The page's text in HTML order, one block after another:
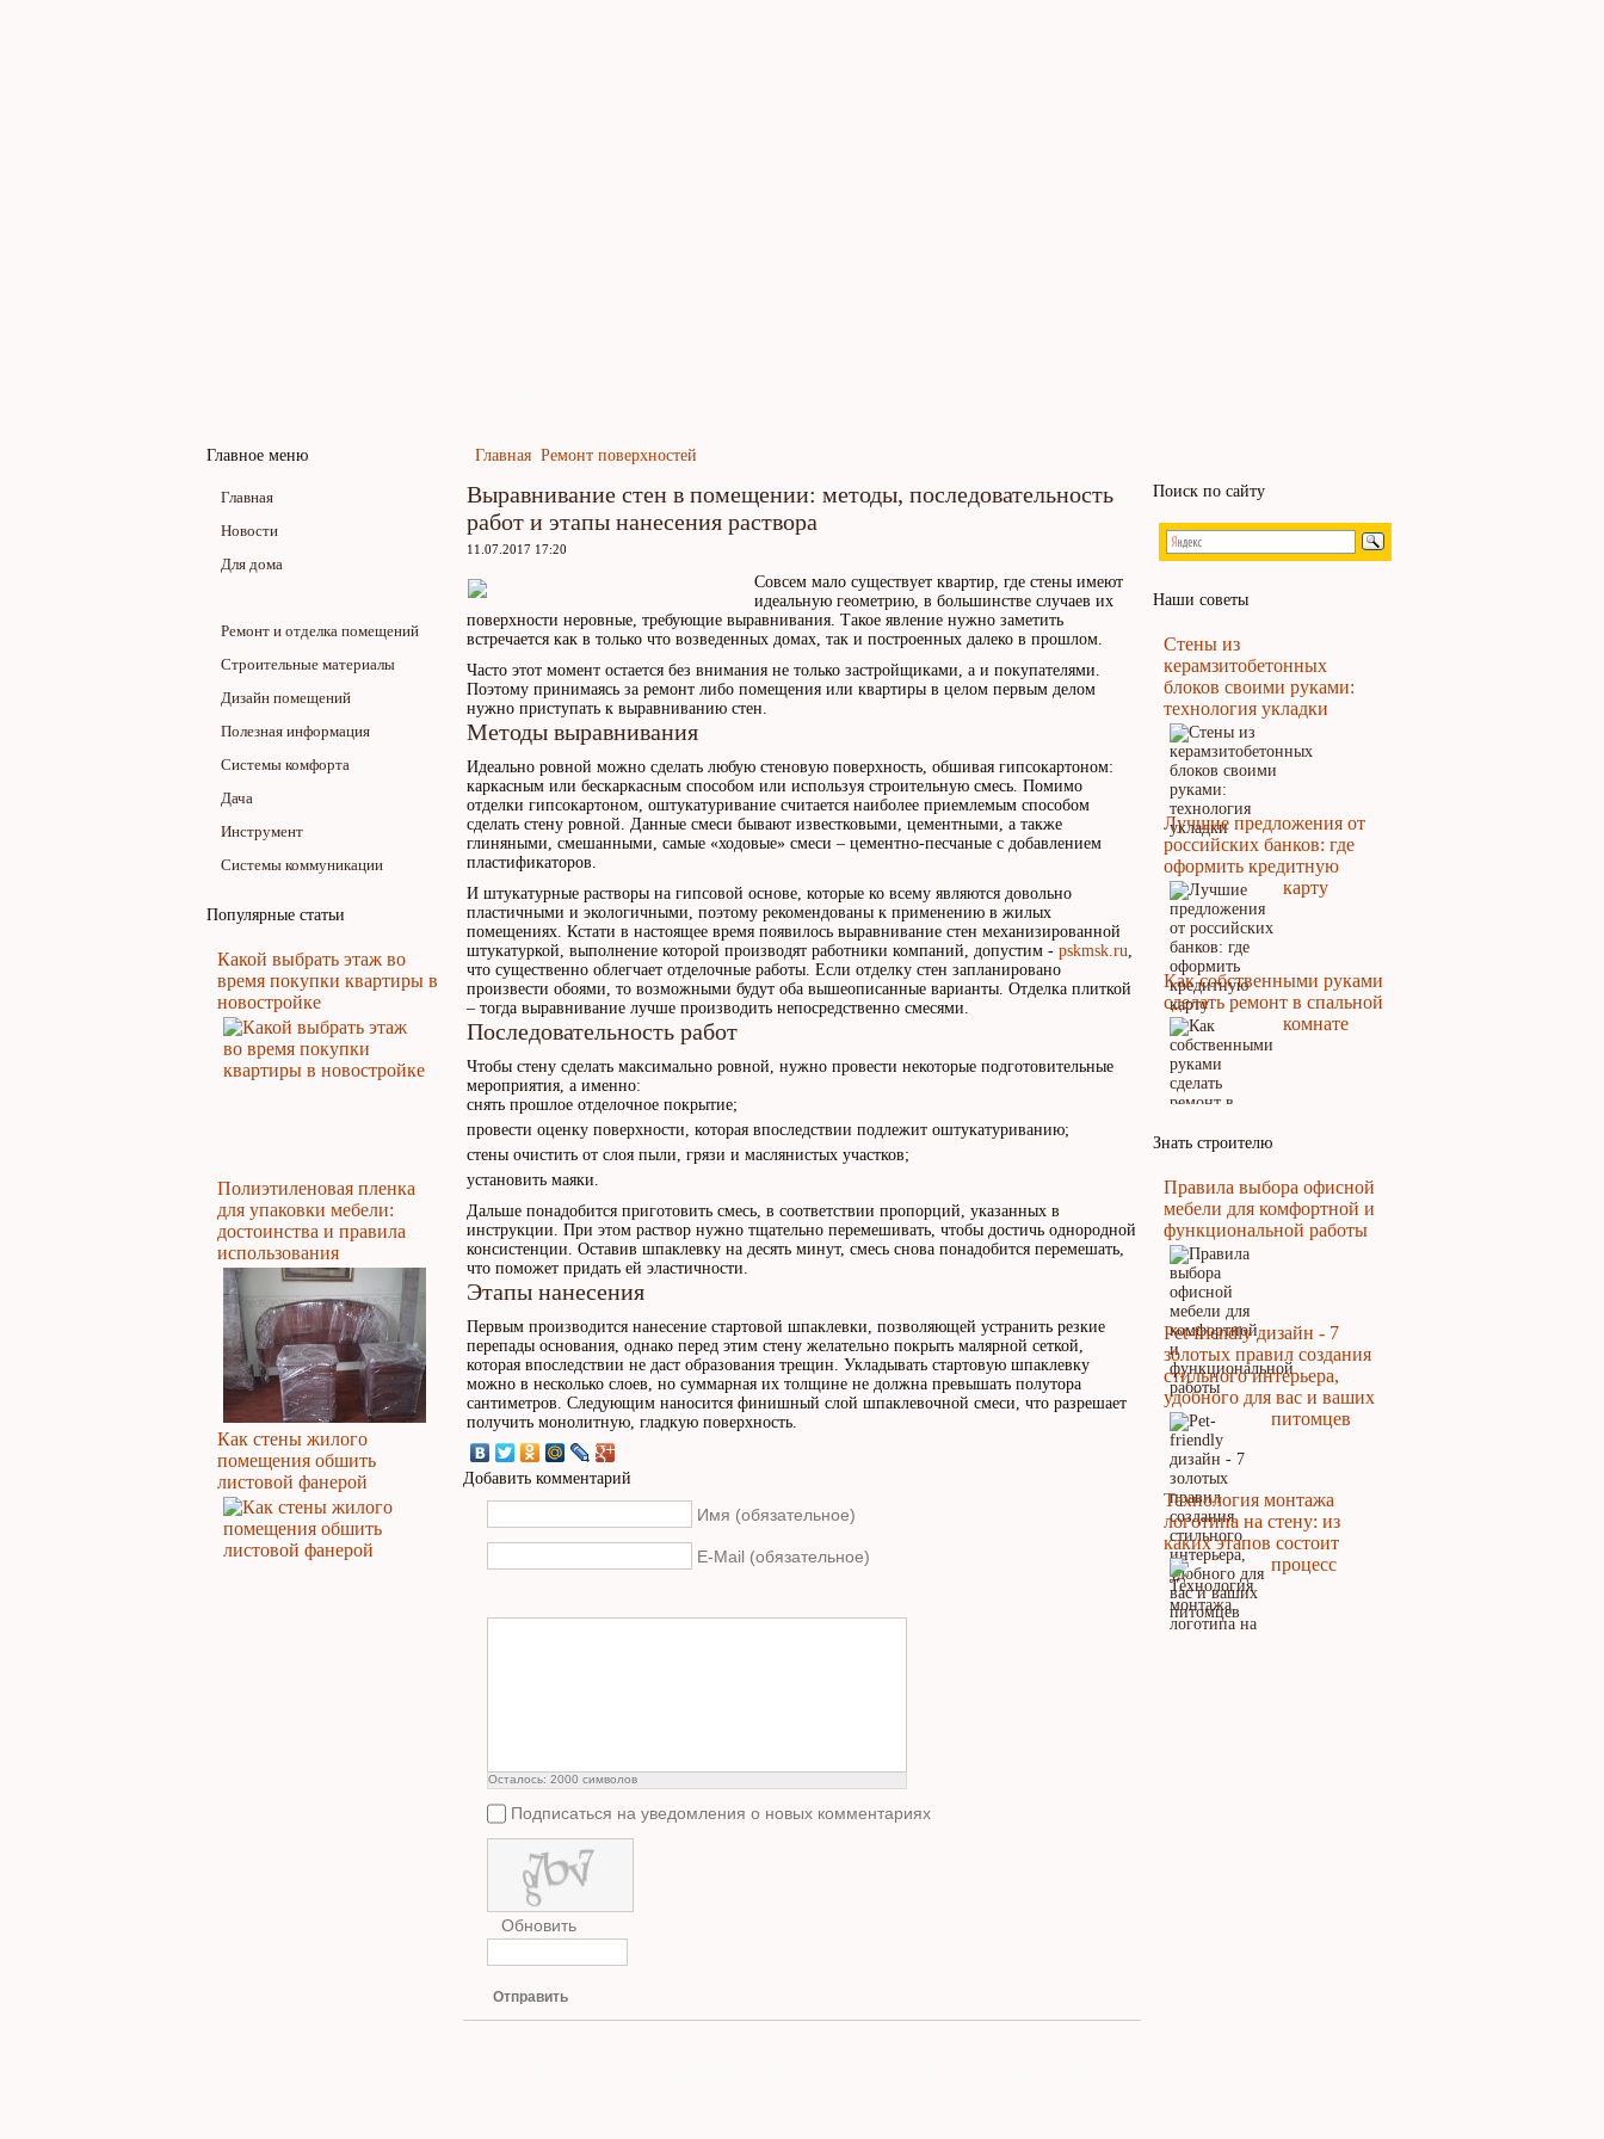
Главное меню
Главная
Новости
Для дома
Ремонт и отделка помещений
Строительные материалы
Дизайн помещений
Полезная информация
Системы комфорта
Дача
Инструмент
Системы коммуникации
Популярные статьи
Какой выбрать этаж во
время покупки квартиры в
новостройке
Полиэтиленовая пленка
для упаковки мебели:
достоинства и правила
использования
Как стены жилого
помещения обшить
листовой фанерой
Главная Ремонт поверхностей
Выравнивание стен в помещении: методы, последовательность
работ и этапы нанесения раствора
11.07.2017 17:20
Совсем мало существует квартир, где стены имеют
идеальную геометрию, в большинстве случаев их
поверхности неровные, требующие выравнивания. Такое явление нужно заметить
встречается как в только что возведенных домах, так и построенных далеко в прошлом.
Часто этот момент остается без внимания не только застройщиками, а и покупателями.
Поэтому принимаясь за ремонт либо помещения или квартиры в целом первым делом
нужно приступать к выравниванию стен.
Методы выравнивания
Идеально ровной можно сделать любую стеновую поверхность, обшивая гипсокартоном:
каркасным или бескаркасным способом или используя строительную смесь. Помимо
отделки гипсокартоном, оштукатуривание считается наиболее приемлемым способом
сделать стену ровной. Данные смеси бывают известковыми, цементными, а также
глиняными, смешанными, самые «ходовые» смеси – цементно-песчаные с добавлением
пластификаторов.
И штукатурные растворы на гипсовой основе, которые ко всему являются довольно
пластичными и экологичными, поэтому рекомендованы к применению в жилых
помещениях. Кстати в настоящее время появилось выравнивание стен механизированной
штукатуркой, выполнение которой производят работники компаний, допустим - pskmsk.ru,
что существенно облегчает отделочные работы. Если отделку стен запланировано
произвести обоями, то возможными будут оба вышеописанные варианты. Отделка плиткой
– тогда выравнивание лучше производить непосредственно смесями.
Последовательность работ
Чтобы стену сделать максимально ровной, нужно провести некоторые подготовительные
мероприятия, а именно:
снять прошлое отделочное покрытие;
провести оценку поверхности, которая впоследствии подлежит оштукатуриванию;
стены очистить от слоя пыли, грязи и маслянистых участков;
установить маяки.
Дальше понадобится приготовить смесь, в соответствии пропорций, указанных в
инструкции. При этом раствор нужно тщательно перемешивать, чтобы достичь однородной
консистенции. Оставив шпаклевку на десять минут, смесь снова понадобится перемешать,
что поможет придать ей эластичности.
Этапы нанесения
Первым производится нанесение стартовой шпаклевки, позволяющей устранить резкие
перепады основания, однако перед этим стену желательно покрыть малярной сеткой,
которая впоследствии не даст образования трещин. Укладывать стартовую шпаклевку
можно в несколько слоев, но суммарная их толщине не должна превышать полутора
сантиметров. Следующим наносится финишный слой шпаклевочной смеси, что разрешает
получить монолитную, гладкую поверхность.
Добавить комментарий
Имя (обязательное)
E-Mail (обязательное)
Осталось: 2000 символов
Подписаться на уведомления о новых комментариях
Обновить
Отправить
Поиск по сайту
Наши советы
Стены из
керамзитобетонных
блоков своими руками:
технология укладки
Лучшие предложения от
российских банков: где
оформить кредитную
карту
Как собственными руками
сделать ремонт в спальной
комнате
Знать строителю
Правила выбора офисной
мебели для комфортной и
функциональной работы
Pet-friendly дизайн - 7
золотых правил создания
стильного интерьера,
удобного для вас и ваших
питомцев
Технология монтажа
логотипа на стену: из
каких этапов состоит
процесс